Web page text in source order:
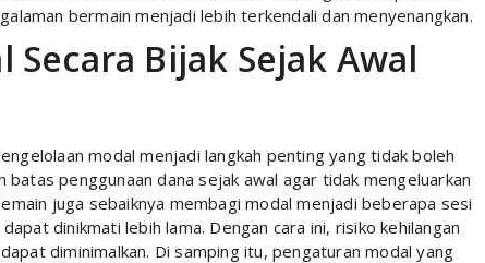
bermain menjadi lebih terkendali dan menyenangkan.
Bijak Sejak Awal
modal menjadi langkah penting yang tidak boleh
batas penggunaan dana sejak awal agar tidak mengeluarkan
juga sebaiknya membagi modal menjadi beberapa sesi
dinikmati lebih lama. Dengan cara ini, risiko kehilangan
diminimalkan. Di samping itu, pengaturan modal yang